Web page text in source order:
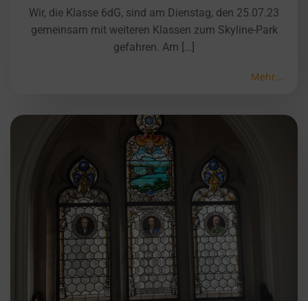
Wir, die Klasse 6dG, sind am Dienstag, den 25.07.23
gemeinsam mit weiteren Klassen zum Skyline-Park
gefahren. Am […]
Mehr...